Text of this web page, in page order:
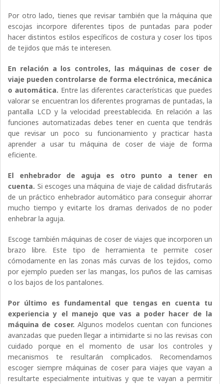
Por otro lado, tienes que revisar también que la máquina que
escojas incorpore diferentes tipos de puntadas para poder
hacer distintos estilos específicos de costura y coser los tipos
de tejidos que más te interesen.
En relación a los controles, las máquinas de coser de
viaje pueden controlarse de forma electrónica, mecánica
o automática. Entre las diferentes características que puedes
valorar se encuentran los diferentes programas de puntadas, la
pantalla LCD y la velocidad preestablecida. En relación a las
funciones automatizadas debes tener en cuenta que tendrás
que revisar un poco su funcionamiento y practicar hasta
aprender a usar tu máquina de coser de viaje de forma
eficiente.
El enhebrador de aguja es otro punto a tener en
cuenta. Si escoges una máquina de viaje de calidad disfrutarás
de un práctico enhebrador automático para conseguir ahorrar
mucho tiempo y evitarte los dramas derivados de no poder
enhebrar la aguja.
Escoge también máquinas de coser de viajes que incorporen un
brazo libre. Este tipo de herramienta te permite coser
cómodamente en las zonas más curvas de los tejidos, como
por ejemplo pueden ser las mangas, los puños de las camisas
o los bajos de los pantalones.
Por último es fundamental que tengas en cuenta tu
experiencia y el manejo que vas a poder hacer de la
máquina de coser. Algunos modelos cuentan con funciones
avanzadas que pueden llegar a intimidarte si no las revisas con
cuidado porque en el momento de usar los controles y
mecanismos te resultarán complicados. Recomendamos
escoger siempre máquinas de coser para viajes que vayan a
resultarte especialmente intuitivas y que te vayan a permitir